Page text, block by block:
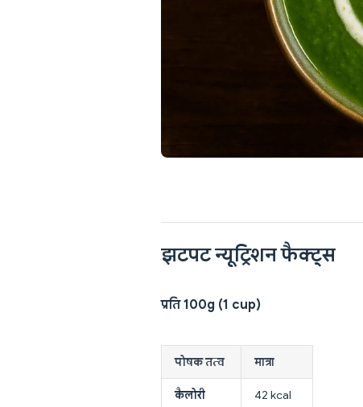
झटपट न्यूट्रिशन फैक्ट्स
प्रति 100g (1 cup)
पोषक तत्व मात्रा
कैलोरी 42 kcal